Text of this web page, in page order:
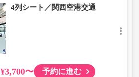
4列シート／関西空港交通
¥3,700〜 予約に進む